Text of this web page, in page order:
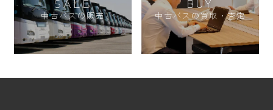
中古バスの販売 中古バスの買取・査定